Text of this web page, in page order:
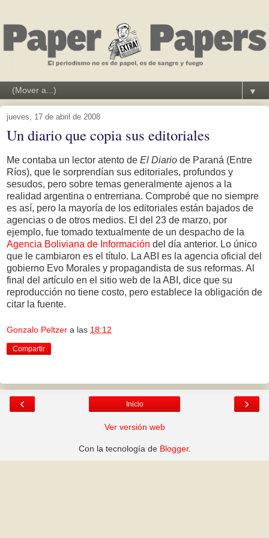
▼
jueves, 17 de abril de 2008
Un diario que copia sus editoriales
Me contaba un lector atento de El Diario de Paraná (Entre
Ríos), que le sorprendían sus editoriales, profundos y
sesudos, pero sobre temas generalmente ajenos a la
realidad argentina o entrerriana. Comprobé que no siempre
es así, pero la mayoría de los editoriales están bajados de
agencias o de otros medios. El del 23 de marzo, por
ejemplo, fue tomado textualmente de un despacho de la
Agencia Boliviana de Información del día anterior. Lo único
que le cambiaron es el título. La ABI es la agencia oficial del
gobierno Evo Morales y propagandista de sus reformas. Al
final del artículo en el sitio web de la ABI, dice que su
reproducción no tiene costo, pero establece la obligación de
citar la fuente.
Gonzalo Peltzer a las 18:12
Compartir
‹ ›
Inicio
Ver versión web
Con la tecnología de Blogger.